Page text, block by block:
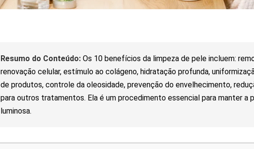
Resumo do Conteúdo:Os 10 benefícios da limpeza de pele incluem:
renovação celular, estímulo ao colágeno, hidratação profunda,
de produtos, controle da oleosidade, prevenção do envelhecimento,
para outros tratamentos. Ela é um procedimento essencial para manter a
luminosa.